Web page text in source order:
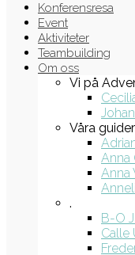
Konferensresa
Event
Aktiviteter
Teambuilding
Om oss
Vi på
Våra guider
Anna
Anna
.
B-O
Calle